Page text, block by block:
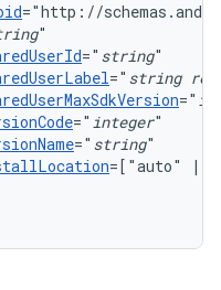
=" string
=" string
="
=" integer
=" string
=["auto" |